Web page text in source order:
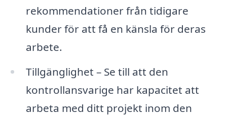
rekommendationer från tidigare
kunder för att få en känsla för deras
arbete.
Tillgänglighet – Se till att den
kontrollansvarige har kapacitet att
arbeta med ditt projekt inom den